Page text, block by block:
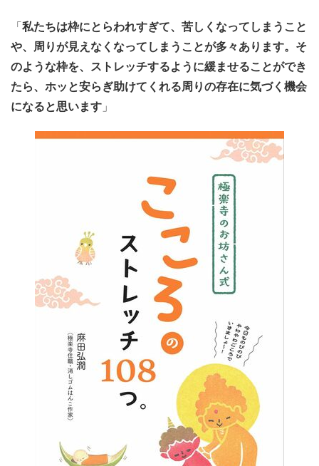
「 私たちは枠にとらわれすぎて、苦しくなってしまうこと
や、周りが見えなくなってしまうことが多々あります。そ
のような枠を、ストレッチするように緩ませることができ
たら、ホッと安らぎ助けてくれる周りの存在に気づく機会
になると思います 」